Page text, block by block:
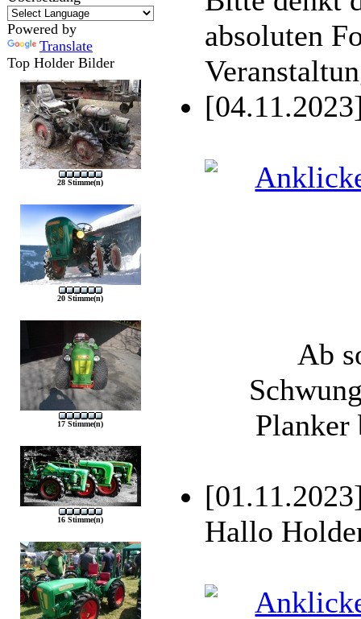
Powered by
Translate
Top Holder Bilder
28 Stimme(n)
20 Stimme(n)
17 Stimme(n)
16 Stimme(n)
absoluten
Ab
Planker
Hallo